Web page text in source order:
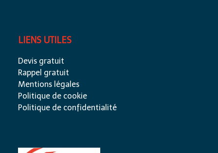
LIENS UTILES
Devis gratuit
Rappel gratuit
Mentions légales
Politique de cookie
Politique de confidentialité